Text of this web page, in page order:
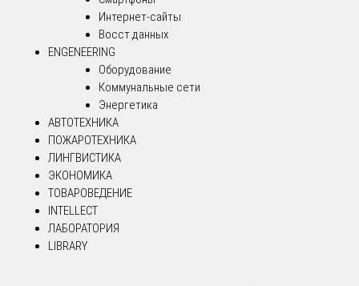
Интернет-сайты
Восст.данных
ENGENEERING
Оборудование
Коммунальные сети
Энергетика
АВТОТЕХНИКА
ПОЖАРОТЕХНИКА
ЛИНГВИСТИКА
ЭКОНОМИКА
ТОВАРОВЕДЕНИЕ
INTELLECT
ЛАБОРАТОРИЯ
LIBRARY